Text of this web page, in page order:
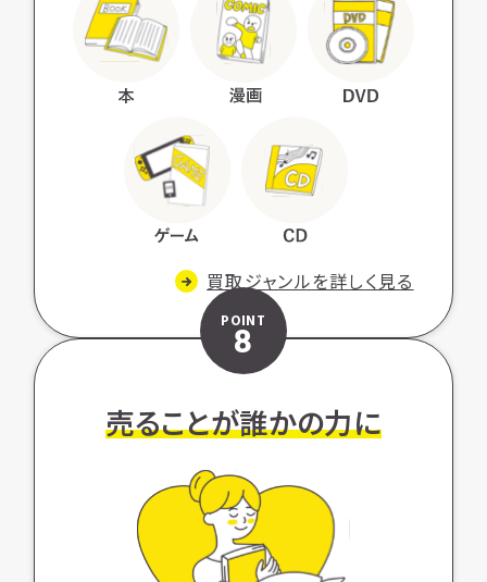
買取ジャンルを詳しく見る
POINT
8
売ることが誰かの力に